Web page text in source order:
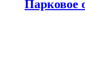
Парковое